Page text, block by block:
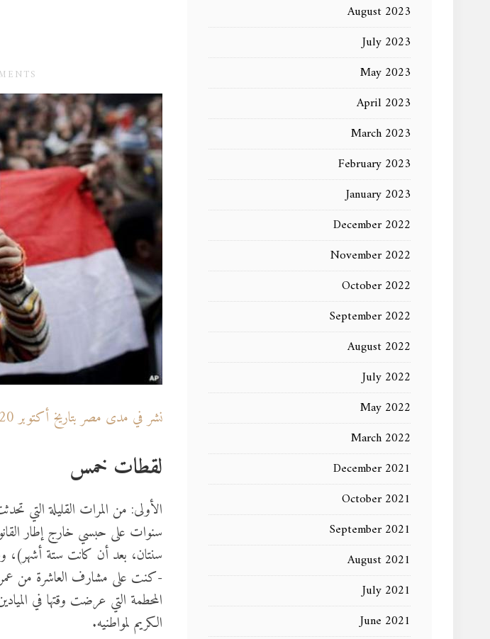
نشر في مدى مصر بتاريخ أكتوبر 2020
لقطات خمس
سنوات على حبسي خارج إطار
-كنت على مشارف العاشرة من
المحطمة التي عرضت وقتها في
الكريم لمواطنيه.
August 2023
July 2023
May 2023
April 2023
March 2023
February 2023
January 2023
December 2022
November 2022
October 2022
September 2022
August 2022
July 2022
May 2022
March 2022
December 2021
October 2021
September 2021
August 2021
July 2021
June 2021